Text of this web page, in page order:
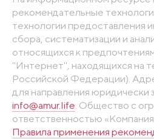
рекомендательные
технологии предоставления
сбора, систематизации и
относящихся к
"Интернет", находящихся на
Российской Федерации).
для направления юридически
info@amur.life. Общество с
ответственностью «Компания
Правила применения